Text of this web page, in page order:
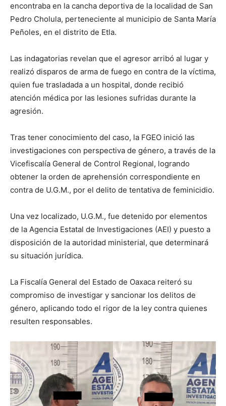
encontraba en la cancha deportiva de la localidad de San
Pedro Cholula, perteneciente al municipio de Santa María
Peñoles, en el distrito de Etla.
Las indagatorias revelan que el agresor arribó al lugar y
realizó disparos de arma de fuego en contra de la víctima,
quien fue trasladada a un hospital, donde recibió
atención médica por las lesiones sufridas durante la
agresión.
Tras tener conocimiento del caso, la FGEO inició las
investigaciones con perspectiva de género, a través de la
Vicefiscalía General de Control Regional, logrando
obtener la orden de aprehensión correspondiente en
contra de U.G.M., por el delito de tentativa de feminicidio.
Una vez localizado, U.G.M., fue detenido por elementos
de la Agencia Estatal de Investigaciones (AEI) y puesto a
disposición de la autoridad ministerial, que determinará
su situación jurídica.
La Fiscalía General del Estado de Oaxaca reiteró su
compromiso de investigar y sancionar los delitos de
género, aplicando todo el rigor de la ley contra quienes
resulten responsables.